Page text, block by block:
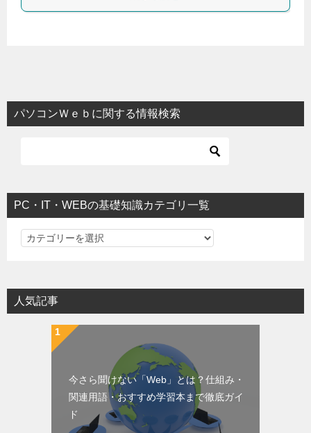
パソコンＷｅｂに関する情報検索
PC・IT・WEBの基礎知識カテゴリ一覧
PC・IT・WEBの基礎知識カテゴリ一覧
人気記事
今さら聞けない「Web」とは？仕組み・
関連用語・おすすめ学習本まで徹底ガイ
ド